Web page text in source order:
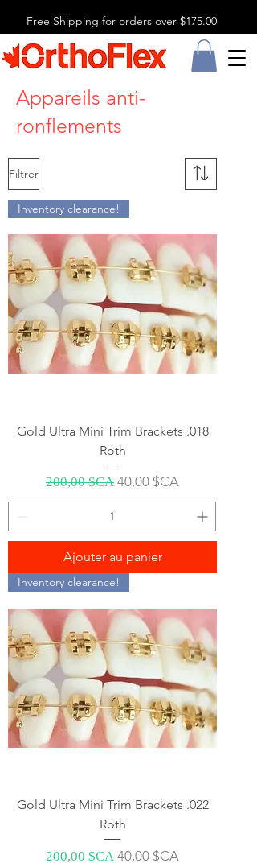
Free Shipping for orders over $175.00
Appareils anti-
ronflements
Filtrer
Inventory clearance!
Gold Ultra Mini Trim Brackets .018
Roth
Prix original
200,00 $CA Prix promotionnel
40,00 $CA
Ajouter au panier
Inventory clearance!
Gold Ultra Mini Trim Brackets .022
Roth
Prix original
200,00 $CA Prix promotionnel
40,00 $CA